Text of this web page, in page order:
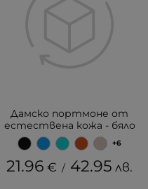
Дамско портмоне от
естествена кожа - бяло
+6
21.96 € / 42.95 лв.